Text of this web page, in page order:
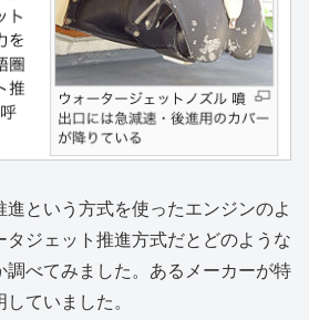
という方式を使ったエンジンのよ
タジェット推進方式だとどのような
べてみました。あるメーカーが特
ていました。